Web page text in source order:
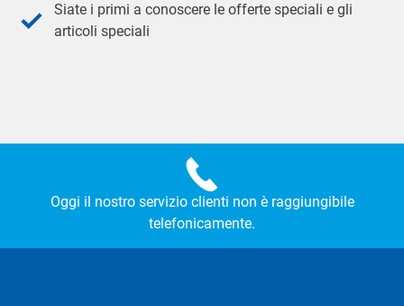
Siate i primi a conoscere le offerte speciali e gli
articoli speciali
Oggi il nostro servizio clienti non è raggiungibile
telefonicamente.